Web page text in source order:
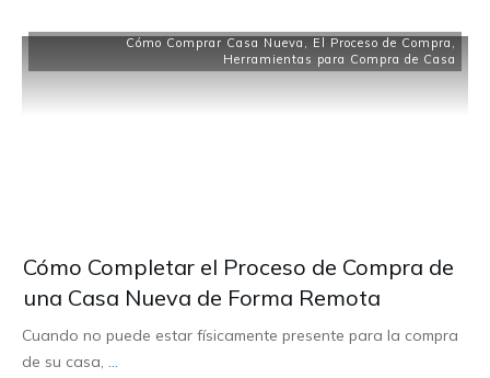
Cómo Comprar Casa Nueva , El Proceso de Compra ,
Herramientas para Compra de Casa
Cómo Completar el Proceso de Compra de
una Casa Nueva de Forma Remota
Cuando no puede estar físicamente presente para la compra
de su casa, ...